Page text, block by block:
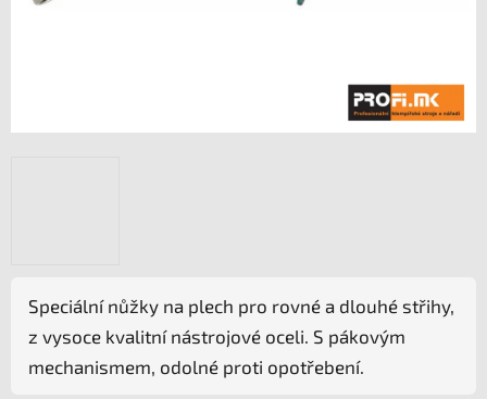
Speciální nůžky na plech pro rovné a dlouhé střihy,
z vysoce kvalitní nástrojové oceli. S pákovým
mechanismem, odolné proti opotřebení.